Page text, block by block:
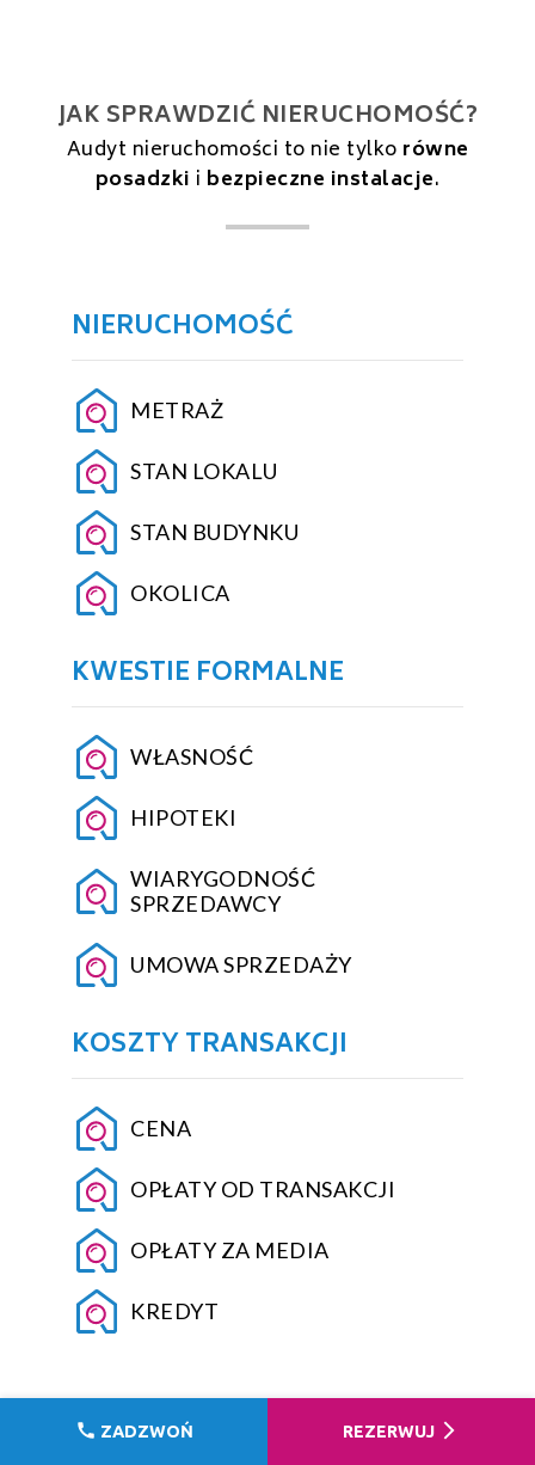
JAK SPRAWDZIĆ NIERUCHOMOŚĆ?
Audyt nieruchomości to nie tylko równe
posadzki i bezpieczne instalacje.
NIERUCHOMOŚĆ
METRAŻ
STAN LOKALU
STAN BUDYNKU
OKOLICA
KWESTIE FORMALNE
WŁASNOŚĆ
HIPOTEKI
WIARYGODNOŚĆ
SPRZEDAWCY
UMOWA SPRZEDAŻY
KOSZTY TRANSAKCJI
CENA
OPŁATY OD TRANSAKCJI
OPŁATY ZA MEDIA
KREDYT
call ZADZWOŃ REZERWUJ arrow_forward_ios